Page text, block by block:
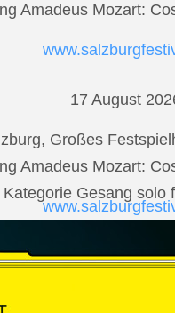
Amadeus Mozart:
17 August
Großes
Amadeus Mozart:
20 August
Vilabertran, Canònica
Gesang